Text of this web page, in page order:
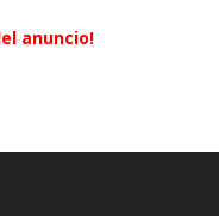
anuncio!